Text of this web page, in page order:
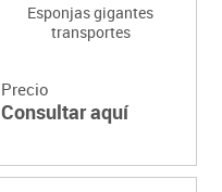
Esponjas gigantes
transportes
Precio
Consultar aquí